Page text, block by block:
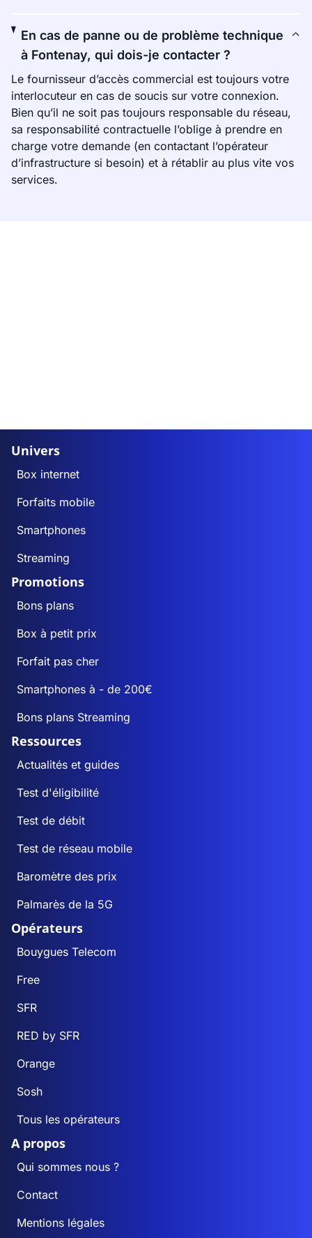
En cas de panne ou de problème technique
à Fontenay, qui dois-je contacter ?
Le fournisseur d’accès commercial est toujours votre
interlocuteur en cas de soucis sur votre connexion.
Bien qu’il ne soit pas toujours responsable du réseau,
sa responsabilité contractuelle l’oblige à prendre en
charge votre demande (en contactant l’opérateur
d’infrastructure si besoin) et à rétablir au plus vite vos
services.
Univers
Box internet
Forfaits mobile
Smartphones
Streaming
Promotions
Bons plans
Box à petit prix
Forfait pas cher
Smartphones à - de 200€
Bons plans Streaming
Ressources
Actualités et guides
Test d'éligibilité
Test de débit
Test de réseau mobile
Baromètre des prix
Palmarès de la 5G
Opérateurs
Bouygues Telecom
Free
SFR
RED by SFR
Orange
Sosh
Tous les opérateurs
A propos
Qui sommes nous ?
Contact
Mentions légales